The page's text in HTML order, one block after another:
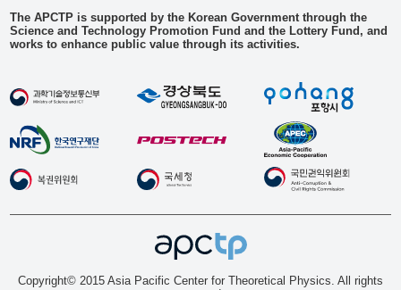
The APCTP is supported by the Korean Government through the
Science and Technology Promotion Fund and the Lottery Fund, and
works to enhance public value through its activities.
Copyright© 2015 Asia Pacific Center for Theoretical Physics. All rights